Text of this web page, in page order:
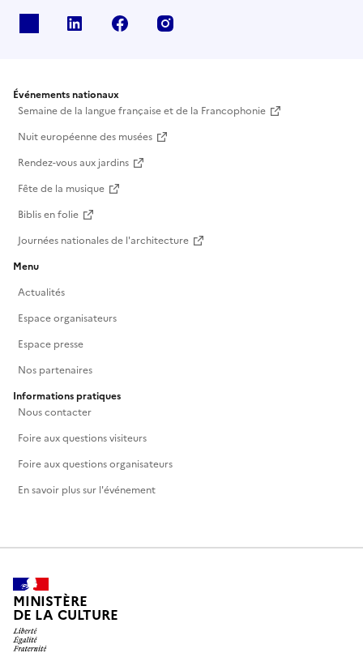
Linkedin Facebook
Événements nationaux
Semaine de la langue française et de la Francophonie
Nuit européenne des musées
Rendez-vous aux jardins
Fête de la musique
Biblis en folie
Journées nationales de l'architecture
Menu
Actualités
Espace organisateurs
Espace presse
Nos partenaires
Informations pratiques
Nous contacter
Foire aux questions visiteurs
Foire aux questions organisateurs
En savoir plus sur l'événement
MINISTÈRE
DE LA CULTURE